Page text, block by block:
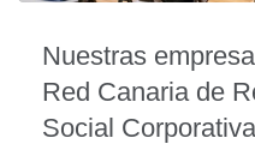
Nuestras
Red Canaria de
Social